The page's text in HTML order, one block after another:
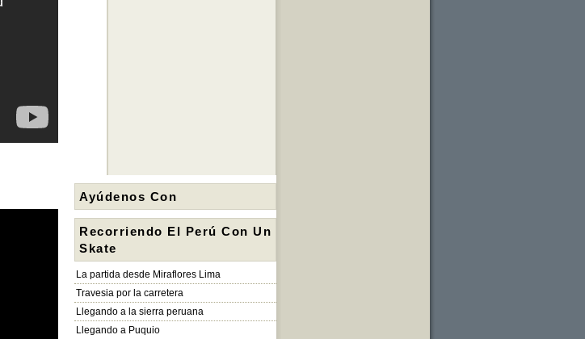
Ayúdenos Con
Recorriendo El Perú Con Un
Skate
La partida desde Miraflores Lima
Travesia por la carretera
Llegando a la sierra peruana
Llegando a Puquio